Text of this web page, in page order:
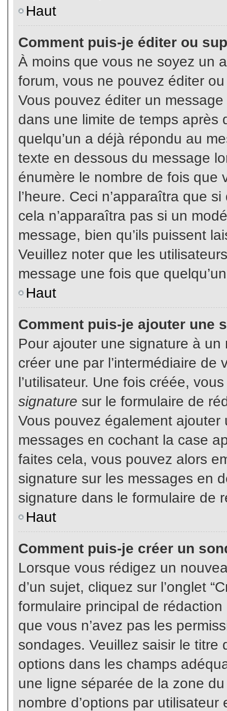
Haut
Comment puis-je éditer ou
À moins que vous ne soyez un
forum, vous ne pouvez éditer
Vous pouvez éditer un
dans une limite de temps après
quelqu’un a déjà répondu au
texte en dessous du message
énumère le nombre de fois que
l’heure. Ceci n’apparaîtra que
cela n’apparaîtra pas si un
message, bien qu’ils puissent
Veuillez noter que les
message une fois que
Haut
Comment puis-je ajouter une
Pour ajouter une signature à un
créer une par l’intermédiaire
l’utilisateur. Une fois créée,
signature sur le formulaire de
Vous pouvez également
messages en cochant la case
faites cela, vous pouvez alors
signature sur les messages en
signature dans le formulaire de
Haut
Comment puis-je créer un
Lorsque vous rédigez un
d’un sujet, cliquez sur l’onglet
formulaire principal de
que vous n’avez pas les
sondages. Veuillez saisir le
options dans les champs
une ligne séparée de la zone
nombre d’options par